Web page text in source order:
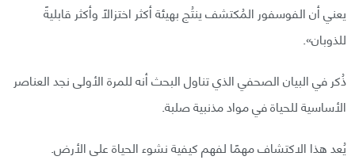
يعني أن الفوسفور المُكتشف ينتُج بهيئة أكثر اختزالًا وأكثر قابليةً
للذوبان».
ذُكر في البيان الصحفي الذي تناول البحث أنه للمرة الأولى نجد العناصر
الأساسية للحياة في مواد مذنبية صلبة.
يُعد هذا الاكتشاف مهمًا لفهم كيفية نشوء الحياة على الأرض.